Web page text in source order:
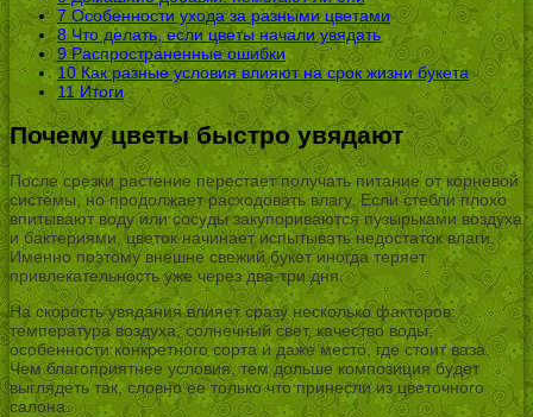
7 Особенности ухода за разными цветами
8Что делать, если цветы начали увядать
9Распространенные ошибки
10 Как разные условия влияют на срок жизни букета
11 Итоги
Почему цветы быстро увядают
После срезки растение перестает получать питание от корневой
системы, но продолжает расходовать влагу. Если стебли плохо
впитывают воду или сосуды закупориваются пузырьками воздуха
и бактериями, цветок начинает испытывать недостаток влаги.
Именно поэтому внешне свежий букет иногда теряет
привлекательность уже через два-три дня.
На скорость увядания влияет сразу несколько факторов:
температура воздуха, солнечный свет, качество воды,
особенности конкретного сорта и даже место, где стоит ваза.
Чем благоприятнее условия, тем дольше композиция будет
выглядеть так, словно ее только что принесли из цветочного
салона.